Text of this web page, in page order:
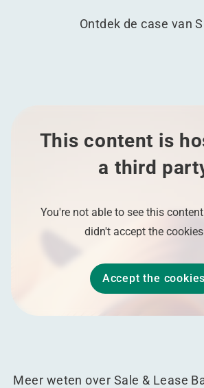
Ontdek de case van
This content is
a third
You're not able to see this
didn't accept the
Accept the cookies
Meer weten over Sale & Lease